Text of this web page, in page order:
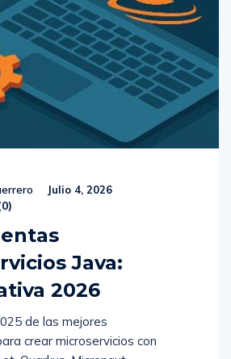
Julio 4, 2026
0)
Java:
2026
de las mejores
crear microservicios con